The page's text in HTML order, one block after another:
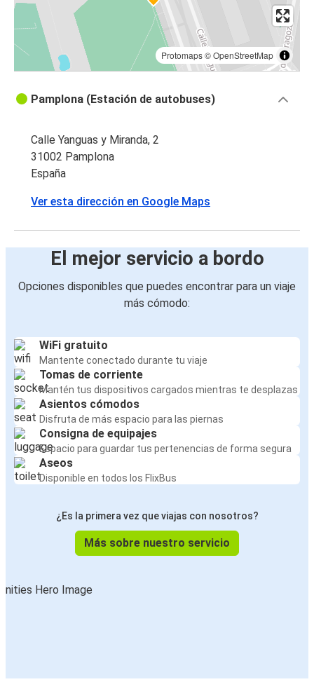
Protomaps©OpenStreetMap
Pamplona (Estación de autobuses)
Calle Yanguas y Miranda, 2
31002 Pamplona
España
Ver esta dirección en Google Maps
El mejor servicio a bordo
Opciones disponibles que puedes encontrar para un viaje
más cómodo:
WiFi gratuito
Mantente conectado durante tu viaje
Tomas de corriente
Mantén tus dispositivos cargados mientras te desplazas
Asientos cómodos
Disfruta de más espacio para las piernas
Consigna de equipajes
Espacio para guardar tus pertenencias de forma segura
Aseos
Disponible en todos los FlixBus
¿Es la primera vez que viajas con nosotros?
Más sobre nuestro servicio